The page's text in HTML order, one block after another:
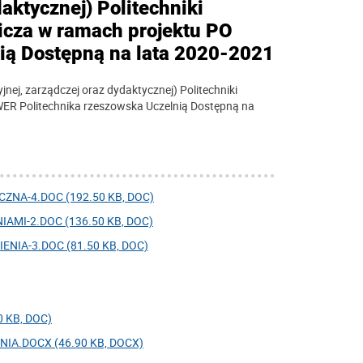
Politechniki
w ramach projektu PO
Dostępną na lata 2020-2021
zarządczej oraz dydaktycznej) Politechniki
Politechnika rzeszowska Uczelnią Dostępną na
4.DOC (192.50 KB, DOC)
2.DOC (136.50 KB, DOC)
3.DOC (81.50 KB, DOC)
KB, DOC)
(46.90 KB, DOCX)